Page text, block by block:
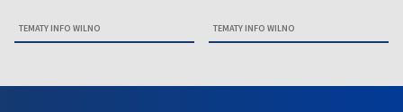
TEMATY INFO WILNO TEMATY INFO WILNO